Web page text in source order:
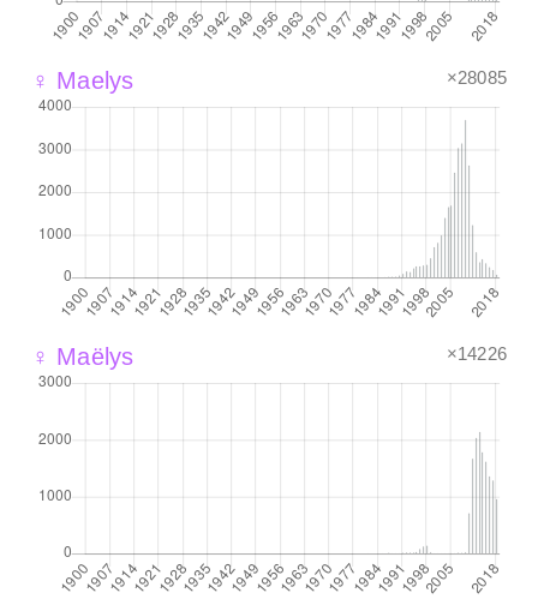
♀ Maelys ×28085
♀ Maëlys ×14226